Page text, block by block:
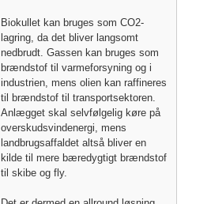
Biokullet kan bruges som CO2-
lagring, da det bliver langsomt
nedbrudt. Gassen kan bruges som
brændstof til varmeforsyning og i
industrien, mens olien kan raffineres
til brændstof til transportsektoren.
Anlægget skal selvfølgelig køre på
overskudsvindenergi, mens
landbrugsaffaldet altså bliver en
kilde til mere bæredygtigt brændstof
til skibe og fly.